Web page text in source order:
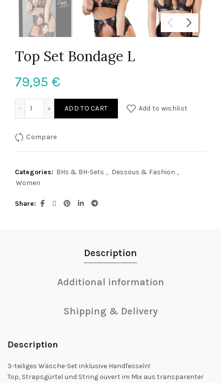
Top Set Bondage L
79,95 €
ADD TO CART Add to wishlist
Compare
Categories: BHs & BH-Sets , Dessous & Fashion ,
Women
Share
Description
Additional information
Shipping & Delivery
Description
3-teiliges Wäsche-Set inklusive Handfesseln!
Top, Strapsgürtel und String ouvert im Mix aus transparenter